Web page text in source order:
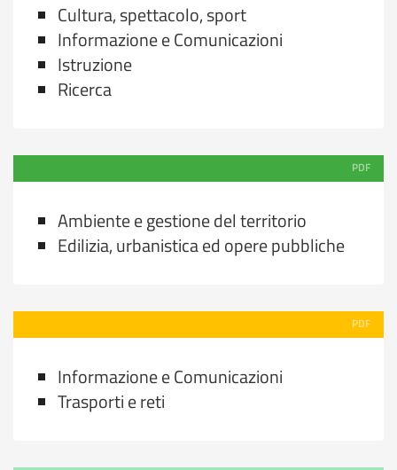
Cultura, spettacolo, sport
Informazione e Comunicazioni
Istruzione
Ricerca
PDF
Ambiente e gestione del territorio
Edilizia, urbanistica ed opere pubbliche
PDF
Informazione e Comunicazioni
Trasporti e reti